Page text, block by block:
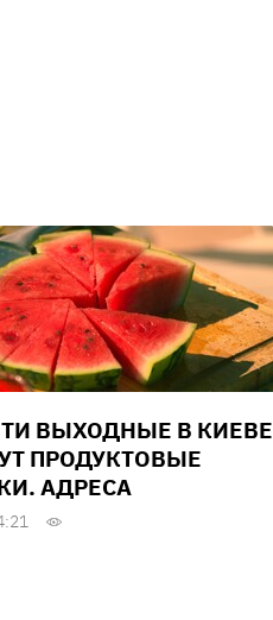
ВЫХОДНЫЕ В КИЕВЕ
ПРОДУКТОВЫЕ
АДРЕСА